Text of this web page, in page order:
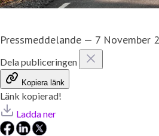
Pressmeddelande — 7 November
Dela publiceringen
Kopiera länk
Länk kopierad!
Ladda ner